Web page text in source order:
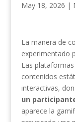
May 18, 2026 |
La manera de
experimentado
Las
contenidos
interactivas,
un
aparece la